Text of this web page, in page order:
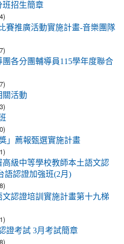
班招生簡章
賽推廣活動實施計畫-音樂團隊
各分團輔導員115學年度聯合
關活動
」薦報甄選實施計畫
級中等學校教師本土語文認
語認證加強班(2月)
認證培訓實施計畫第十九梯
證考試 3月考試簡章